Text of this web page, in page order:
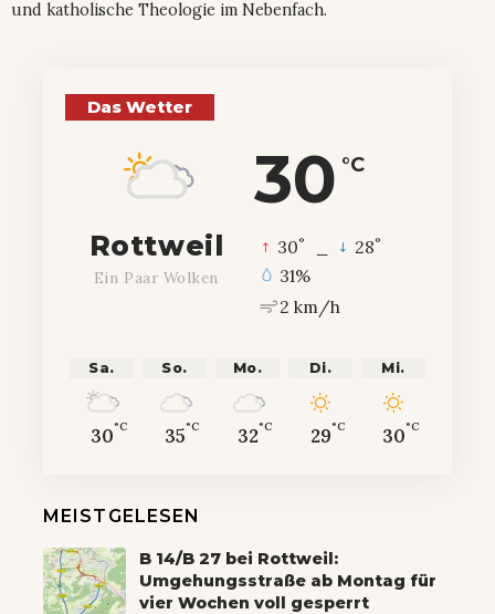
und katholische Theologie im Nebenfach.
Das Wetter
30 °C
Rottweil
Ein Paar Wolken
30° 28°
31%
2 km/h
Sa.
30°C
So.
35°C
Mo.
32°C
Di.
29°C
Mi.
30°C
MEISTGELESEN
B 14/B 27 bei Rottweil:
Umgehungsstraße ab Montag für
vier Wochen voll gesperrt